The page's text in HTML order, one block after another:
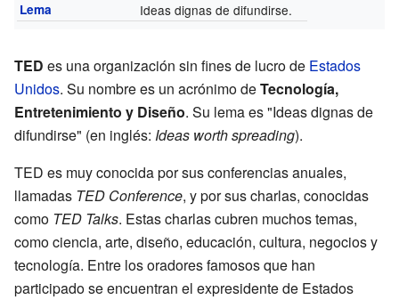
Lema Ideas dignas de difundirse.
TED es una organización sin fines de lucro de Estados
Unidos. Su nombre es un acrónimo deTecnología,
Entretenimiento y Diseño. Su lema es "Ideas dignas de
difundirse" (en inglés: Ideas worth spreading).
TED es muy conocida por sus conferencias anuales,
llamadas TED Conference, y por sus charlas, conocidas
como TED Talks. Estas charlas cubren muchos temas,
como ciencia, arte, diseño, educación, cultura, negocios y
tecnología. Entre los oradores famosos que han
participado se encuentran el expresidente de Estados